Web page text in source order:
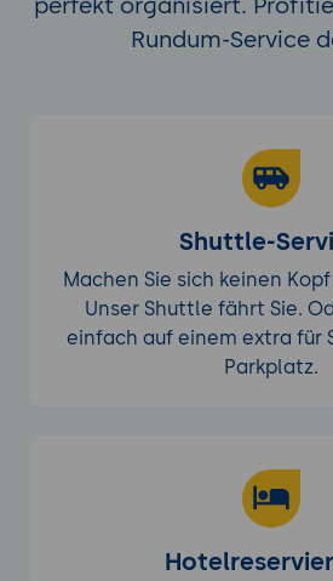
Rundum-Service
Shuttle-
Machen Sie sich keinen
Unser Shuttle fährt Sie.
einfach auf einem extra für
Parkplatz.